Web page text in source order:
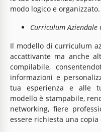
modo logico e organizzato.
Curriculum
Il modello di curriculum
accattivante ma anche
compilabile,
informazioni e
tua esperienza e alle
modello è stampabile,
networking, fiere
essere richiesta una